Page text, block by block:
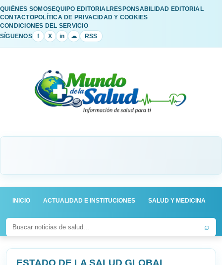
QUIÉNES SOMOSEQUIPO EDITORIALRESPONSABILIDAD EDITORIAL
CONTACTOPOLÍTICA DE PRIVACIDAD Y COOKIES
CONDICIONES DEL SERVICIO
SÍGUENOS
f X in ☁ RSS
INICIO ACTUALIDAD E INSTITUCIONES SALUD Y MEDICINA
⌕
ESTADO DE LA SALUD GLOBAL